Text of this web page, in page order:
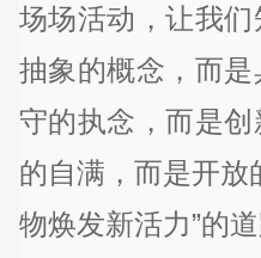
场场活动，让我
抽象的概念，而
守的执念，而是
的自满，而是开放
物焕发新活力”的